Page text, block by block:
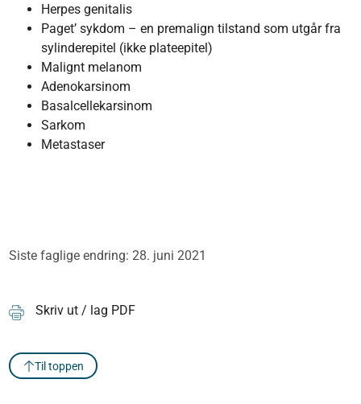
Herpes genitalis
Paget’ sykdom – en premalign tilstand som utgår fra
sylinderepitel (ikke plateepitel)
Malignt melanom
Adenokarsinom
Basalcellekarsinom
Sarkom
Metastaser
Siste faglige endring: 28. juni 2021
Skriv ut / lag PDF
Til toppen